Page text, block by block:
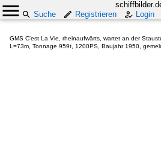
Suche
Registrieren Login
GMS C'est La Vie, rheinaufwärts, wartet an der
L=73m, Tonnage 959t, 1200PS, Baujahr 1950,